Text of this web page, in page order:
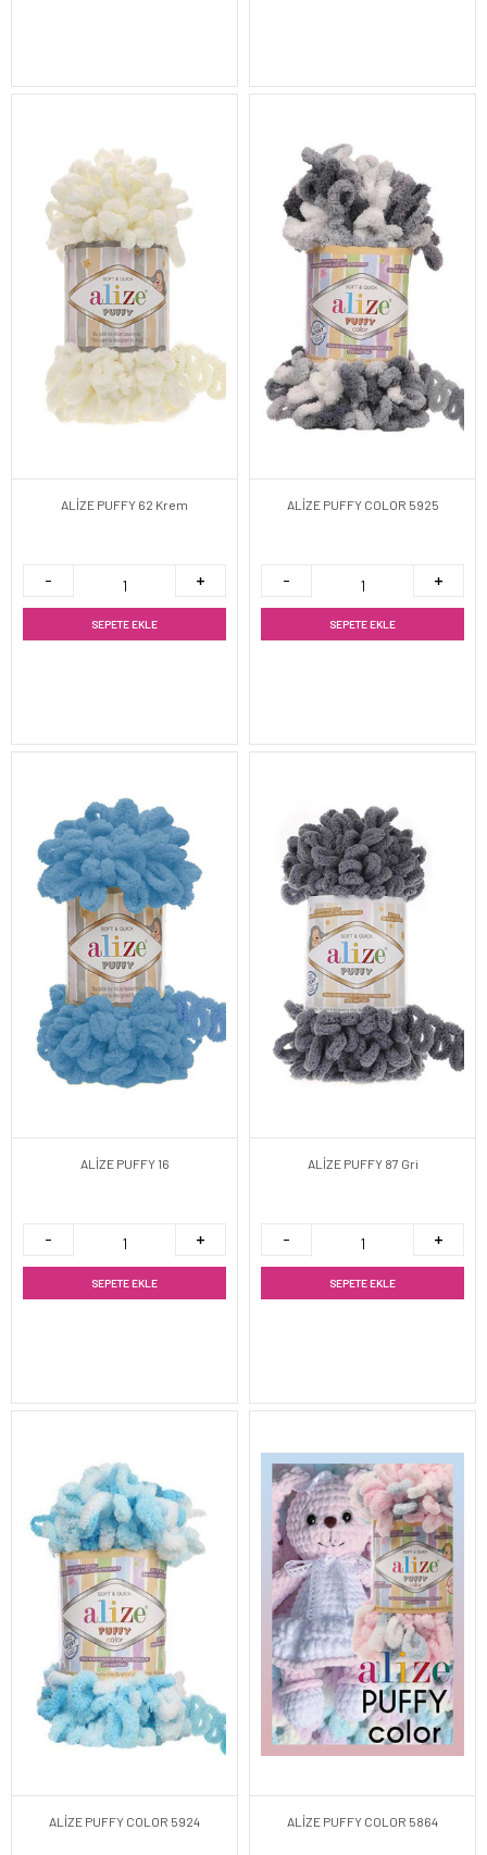
ALİZE PUFFY 62 Krem
SEPETE EKLE
ALİZE PUFFY COLOR 5925
SEPETE EKLE
ALİZE PUFFY 16
SEPETE EKLE
ALİZE PUFFY 87 Gri
SEPETE EKLE
ALİZE PUFFY COLOR 5924 ALİZE PUFFY COLOR 5864